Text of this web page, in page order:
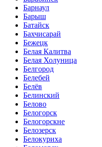
Барнаул
Барыш
Батайск
Бахчисарай
Бежецк
Белая Калитва
Белая Холуница
Белгород
Белебей
Белёв
Белинский
Белово
Белогорск
Белогорскне
Белозерск
Белокуриха